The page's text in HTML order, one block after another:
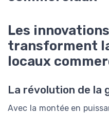
Les
transforment
locaux
La révolution de la
Avec la montée en